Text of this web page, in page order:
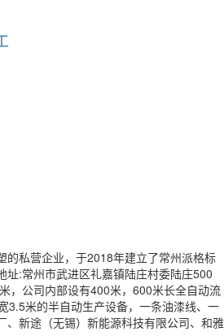
的私营企业，于2018年建立了常州派格标
址:常州市武进区礼嘉镇陆庄村委陆庄500
，公司内部设有400米，600米长全自动流
3.5米的半自动生产设备，一条油漆线、一
、新途（无锡）新能源科技有限公司、和雅